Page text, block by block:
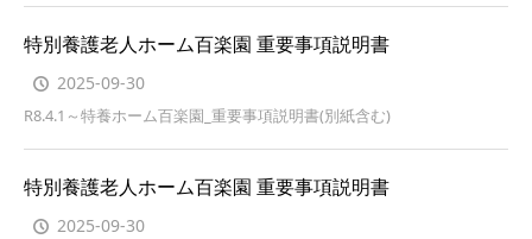
特別養護老人ホーム百楽園 重要事項説明書
2025-09-30
R8.4.1～特養ホーム百楽園_重要事項説明書(別紙含む)
特別養護老人ホーム百楽園 重要事項説明書
2025-09-30